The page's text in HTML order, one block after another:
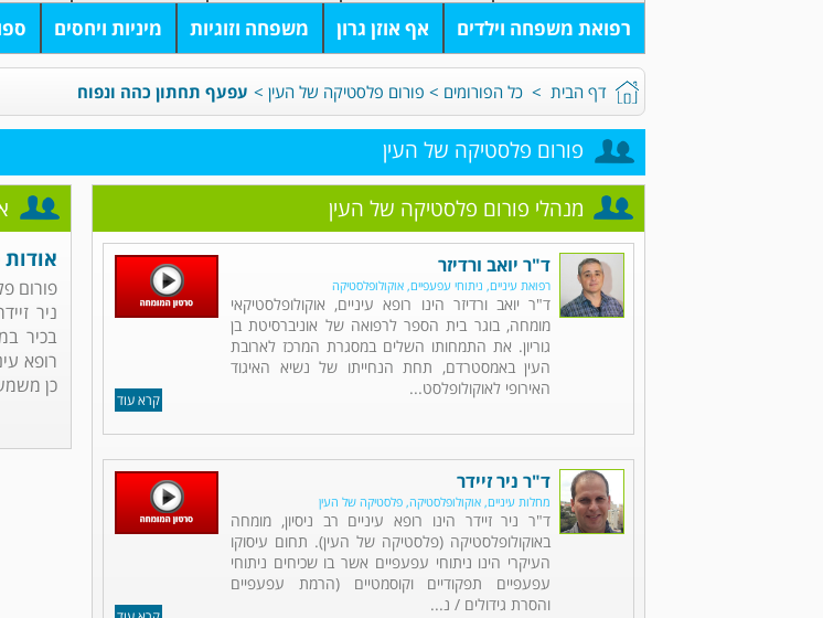
רפואת משפחה וילדים אף אוזן גרון משפחה וזוגיות מיניות ויחסים
דף הבית > כל הפורומים > פורום פלסטיקה של העין > עפעף תחתון כהה ונפוח
פורום פלסטיקה של העין
פורום
ניר
בכיר
רופא
כן
מנהלי פורום פלסטיקה של העין
קרא עוד
ד"ר יואב ורדיזר
רפואת עיניים, ניתוחי עפעפיים, אוקולופלסטיקה
ד"ר יואב ורדיזר הינו רופא עיניים, אוקולופלסטיקאי
מומחה, בוגר בית הספר לרפואה של אוניברסיטת בן
גוריון. את התמחותו השלים במסגרת המרכז לארובת
העין באמסטרדם, תחת הנחייתו של נשיא האיגוד
האירופי לאוקולופלסט...
ד"ר ניר זיידר
מחלות עיניים, אוקולופלסטיקה, פלסטיקה של העין
ד"ר ניר זיידר הינו רופא עיניים רב ניסיון, מומחה
באוקולופלסטיקה (פלסטיקה של העין). תחום עיסוקו
העיקרי הינו ניתוחי עפעפיים אשר בו שכיחים ניתוחי
עפעפיים תפקודיים וקוסמטיים (הרמת עפעפיים
והסרת גידולים / נ...